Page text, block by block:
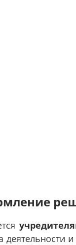
деятельности